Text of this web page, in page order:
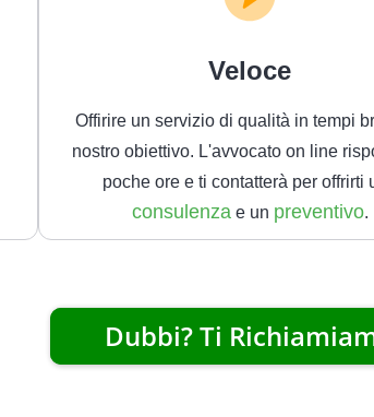
Veloce
Offirire un servizio di qualità in tempi
nostro obiettivo. L'avvocato on line
poche ore e ti contatterà per offrirti
consulenza e un preventivo.
Dubbi? Ti